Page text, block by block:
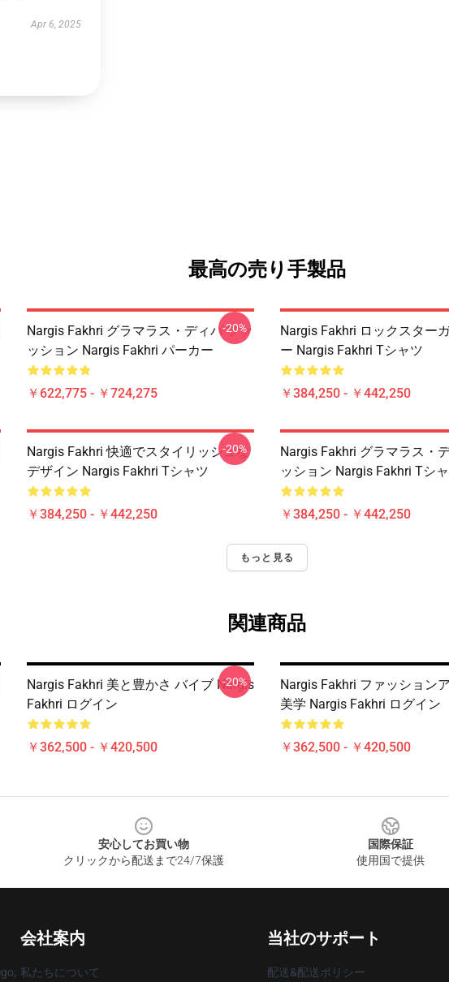
Apr 6, 2025
最高の売り手製品
Nargis Fakhri グラマラス・ディバ ファ
ッション Nargis Fakhri パーカー
￥622,775 - ￥724,275
-20%
Nargis Fakhri ロックスター
ー Nargis Fakhri Tシャツ
￥384,250 - ￥442,250
Nargis Fakhri 快適でスタイリッシュな
デザイン Nargis Fakhri Tシャツ
￥384,250 - ￥442,250
-20%
Nargis Fakhri グラマラス・
ッション Nargis Fakhri Tシ
￥384,250 - ￥442,250
もっと見る
関連商品
Nargis Fakhri 美と豊かさ バイブ Nargis
Fakhri ログイン
￥362,500 - ￥420,500
-20%
Nargis Fakhri ファッション
美学 Nargis Fakhri ログイン
￥362,500 - ￥420,500
安心してお買い物
クリックから配送まで24/7保護
国際保証
使用国で提供
会社案内
私たちについて
当社のサポート
配送&配送ポリシー